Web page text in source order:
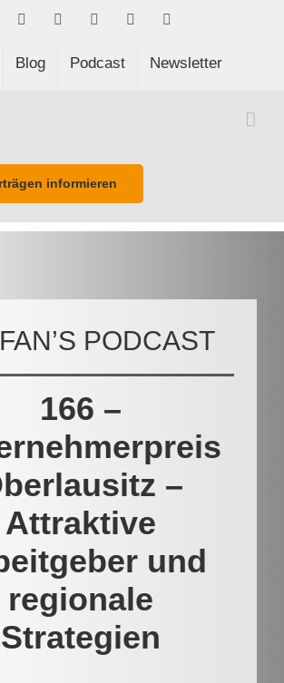
LinkedIn Spotify
Blog Podcast Newsletter
informieren
PODCAST
166 –
–
Attraktive
und
regionale
Strategien